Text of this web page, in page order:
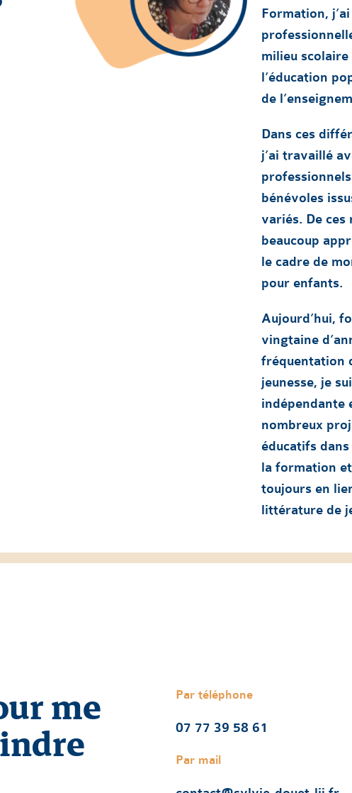
Formation,
milieu scolaire
l’éducation
de
Dans ces
j’ai travaillé
bénévoles
variés. De ces
beaucoup
le cadre de
pour enfants.
Aujourd’hui,
vingtaine
fréquentation
jeunesse, je
indépendante
nombreux
éducatifs
la formation
toujours en
littérature de
me
Par téléphone
07 77 39 58 61
Par mail